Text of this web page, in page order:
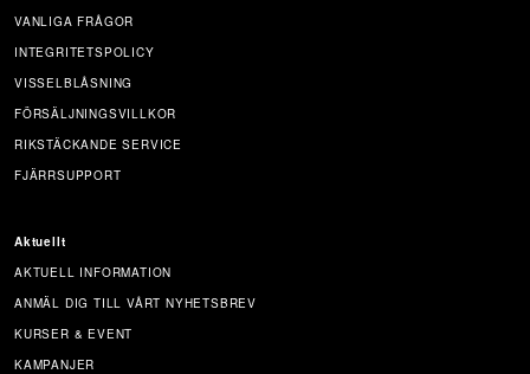
VANLIGA FRÅGOR
INTEGRITETSPOLICY
VISSELBLÅSNING
FÖRSÄLJNINGSVILLKOR
RIKSTÄCKANDE SERVICE
FJÄRRSUPPORT
Aktuellt
AKTUELL INFORMATION
ANMÄL DIG TILL VÅRT NYHETSBREV
KURSER & EVENT
KAMPANJER